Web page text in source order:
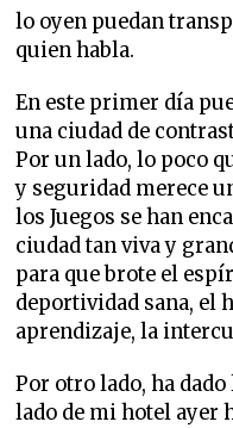
lo oyen puedan
quien habla.
En este primer día
una ciudad de
Por un lado, lo poco
y seguridad merece
los Juegos se han
ciudad tan viva y
para que brote el
deportividad sana, el
aprendizaje, la
Por otro lado, ha
lado de mi hotel ayer